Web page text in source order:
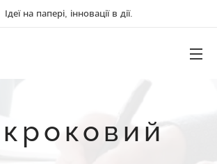
Ідеї на папері, інновації в дії.